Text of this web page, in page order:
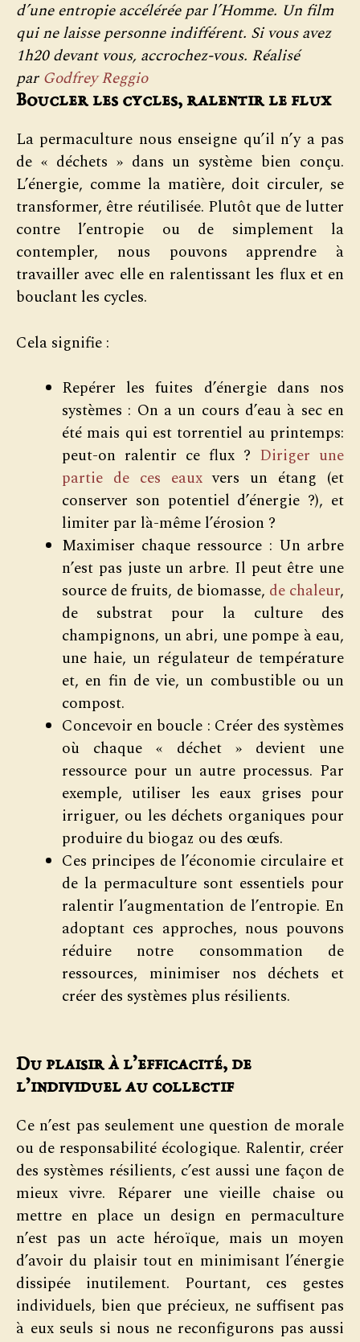
d’une entropie accélérée par l’Homme. Un film
qui ne laisse personne indifférent. Si vous avez
1h20 devant vous, accrochez-vous. Réalisé
par Godfrey Reggio
Boucler les cycles, ralentir le flux
La permaculture nous enseigne qu’il n’y a pas
de « déchets » dans un système bien conçu.
L’énergie, comme la matière, doit circuler, se
transformer, être réutilisée. Plutôt que de lutter
contre l’entropie ou de simplement la
contempler, nous pouvons apprendre à
travailler avec elle en ralentissant les flux et en
bouclant les cycles.
Cela signifie :
Repérer les fuites d’énergie dans nos
systèmes : On a un cours d’eau à sec en
été mais qui est torrentiel au printemps:
peut-on ralentir ce flux ? Diriger une
partie de ces eauxvers un étang (et
conserver son potentiel d’énergie ?), et
limiter par là-même l’érosion ?
Maximiser chaque ressource : Un arbre
n’est pas juste un arbre. Il peut être une
source de fruits, de biomasse, de chaleur,
de substrat pour la culture des
champignons, un abri, une pompe à eau,
une haie, un régulateur de température
et, en fin de vie, un combustible ou un
compost.
Concevoir en boucle : Créer des systèmes
où chaque « déchet » devient une
ressource pour un autre processus. Par
exemple, utiliser les eaux grises pour
irriguer, ou les déchets organiques pour
produire du biogaz ou des œufs.
Ces principes de l’économie circulaire et
de la permaculture sont essentiels pour
ralentir l’augmentation de l’entropie. En
adoptant ces approches, nous pouvons
réduire notre consommation de
ressources, minimiser nos déchets et
créer des systèmes plus résilients.
Du plaisir à l’efficacité, de
l’individuel au collectif
Ce n’est pas seulement une question de morale
ou de responsabilité écologique. Ralentir, créer
des systèmes résilients, c’est aussi une façon de
mieux vivre. Réparer une vieille chaise ou
mettre en place un design en permaculture
n’est pas un acte héroïque, mais un moyen
d’avoir du plaisir tout en minimisant l’énergie
dissipée inutilement. Pourtant, ces gestes
individuels, bien que précieux, ne suffisent pas
à eux seuls si nous ne reconfigurons pas aussi